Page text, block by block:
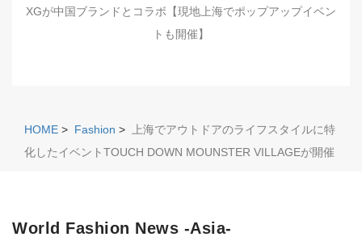
XGが中国ブランドとコラボ【現地上海でポップアップイベン
トも開催】
HOME > Fashion >
上海でアウトドアのライフスタイルに特
化したイベントTOUCH DOWN MOUNSTER VILLAGEが開催
World Fashion News -Asia-